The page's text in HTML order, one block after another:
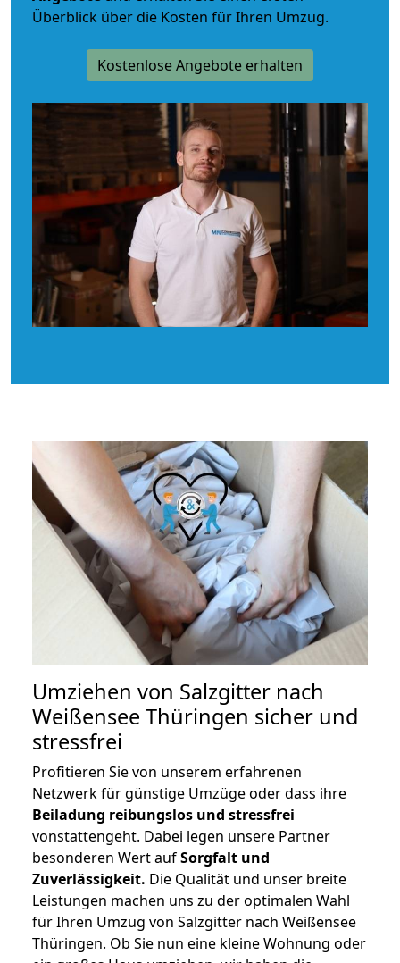
Überblick über die Kosten für Ihren Umzug.
Kostenlose Angebote erhalten
Umziehen von Salzgitter nach
Weißensee Thüringen sicher und
stressfrei
Profitieren Sie von unserem erfahrenen
Netzwerk für günstige Umzüge oder dass ihre
Beiladung reibungslos und stressfrei
vonstattengeht. Dabei legen unsere Partner
besonderen Wert aufSorgfalt und
Zuverlässigkeit. Die Qualität und unser breite
Leistungen machen uns zu der optimalen Wahl
für Ihren Umzug von Salzgitter nach Weißensee
Thüringen. Ob Sie nun eine kleine Wohnung oder